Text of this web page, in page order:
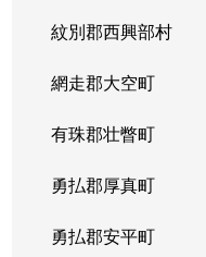
紋別郡西興部村
網走郡大空町
有珠郡壮瞥町
勇払郡厚真町
勇払郡安平町